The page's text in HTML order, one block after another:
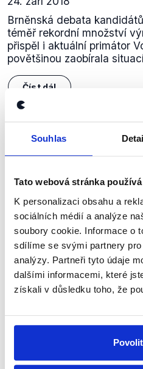
Souhlas
Tato webová stránka
K personalizaci obsahu a
sociálních médií a analýze
soubory cookie. Informace o
sdílíme se svými partnery
analýzy. Partneři tyto údaje
dalšími informacemi, které
získali v důsledku toho, že
Brněnská debata
téměř rekordní množství
přispěl i aktuální primátor
povětšinou zaobírala
Číst dál
Zůstaňme v
Přihlaste se k odběru
kanálu, kde
shrnutí
Začněte nás
přehled o tom, jaké
nepravdy se zrovna
Newsletter